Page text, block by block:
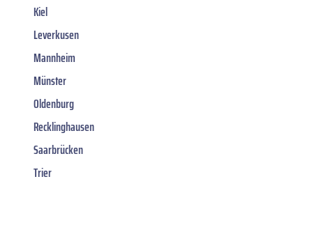
Kiel
Leverkusen
Mannheim
Münster
Oldenburg
Recklinghausen
Saarbrücken
Trier